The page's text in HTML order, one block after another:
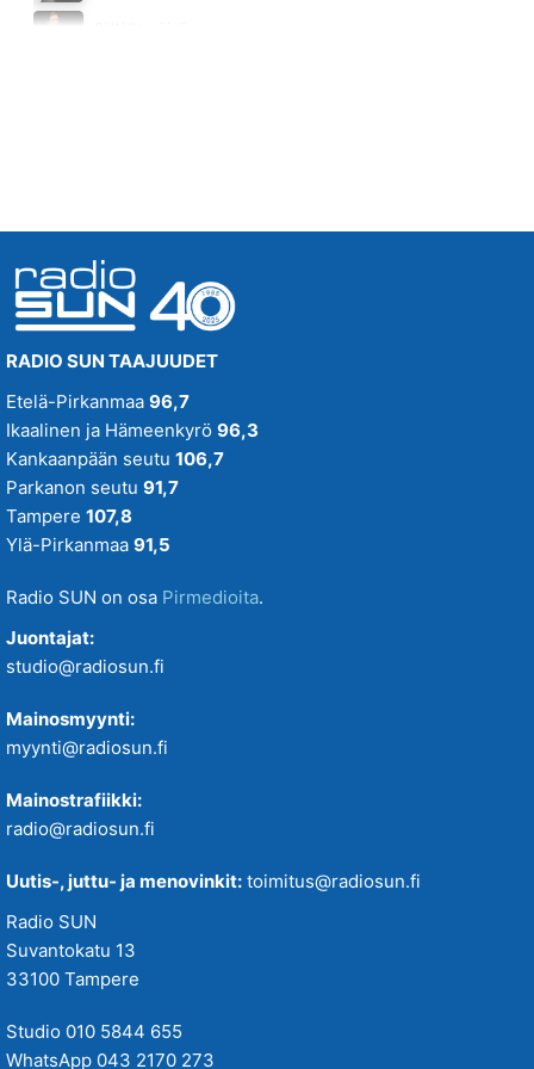
RADIO SUN TAAJUUDET
Etelä-Pirkanmaa 96,7
Ikaalinen ja Hämeenkyrö 96,3
Kankaanpään seutu 106,7
Parkanon seutu 91,7
Tampere 107,8
Ylä-Pirkanmaa 91,5
Radio SUN on osa Pirmedioita.
Juontajat:
studio@radiosun.fi
Mainosmyynti:
myynti@radiosun.fi
Mainostrafiikki:
radio@radiosun.fi
Uutis-, juttu- ja menovinkit: toimitus@radiosun.fi
Radio SUN
Suvantokatu 13
33100 Tampere
Studio 010 5844 655
WhatsApp 043 2170 273